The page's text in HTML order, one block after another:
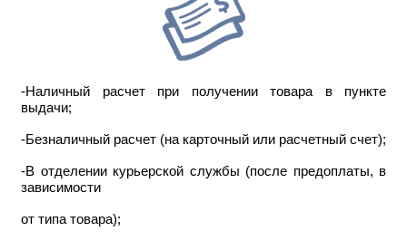
-Наличный расчет при получении товара в пункте
выдачи;
-Безналичный расчет (на карточный или расчетный счет);
-В отделении курьерской службы (после предоплаты, в
зависимости
от типа товара);